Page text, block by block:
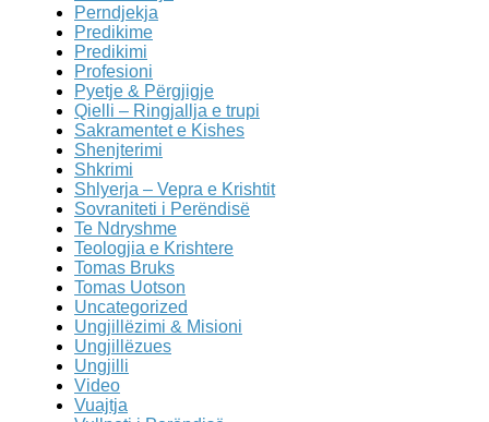
Perndjekja
Predikime
Predikimi
Profesioni
Pyetje & Përgjigje
Qielli – Ringjallja e trupi
Sakramentet e Kishes
Shenjterimi
Shkrimi
Shlyerja – Vepra e Krishtit
Sovraniteti i Perëndisë
Te Ndryshme
Teologjia e Krishtere
Tomas Bruks
Tomas Uotson
Uncategorized
Ungjillëzimi & Misioni
Ungjillëzues
Ungjilli
Video
Vuajtja